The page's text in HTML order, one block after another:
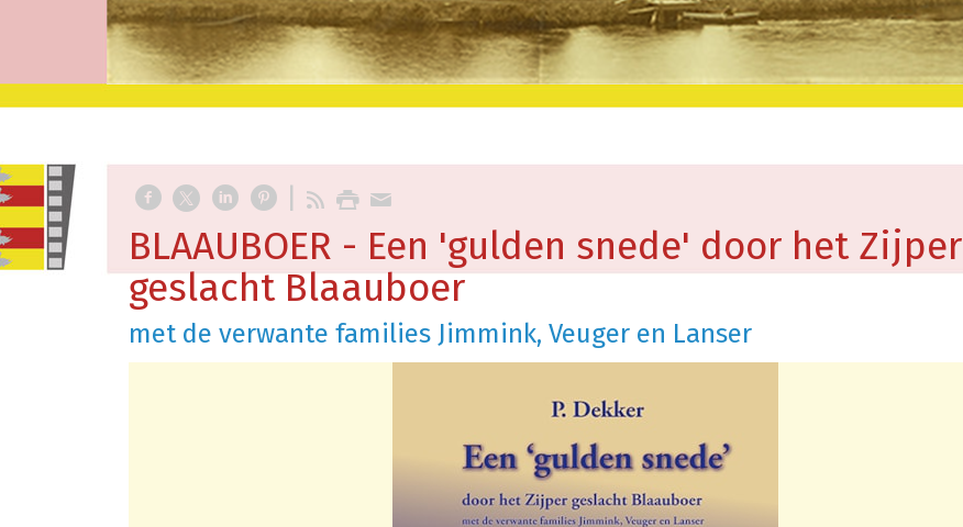
BLAAUBOER - Een 'gulden snede' door het Zijper
geslacht Blaauboer
met de verwante families Jimmink, Veuger en Lanser